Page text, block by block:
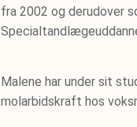
fra 2002 og derudover
Malene har under sit
molarbidskraft hos